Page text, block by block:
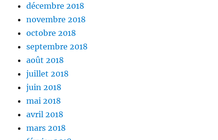
décembre 2018
novembre 2018
octobre 2018
septembre 2018
août 2018
juillet 2018
juin 2018
mai 2018
avril 2018
mars 2018